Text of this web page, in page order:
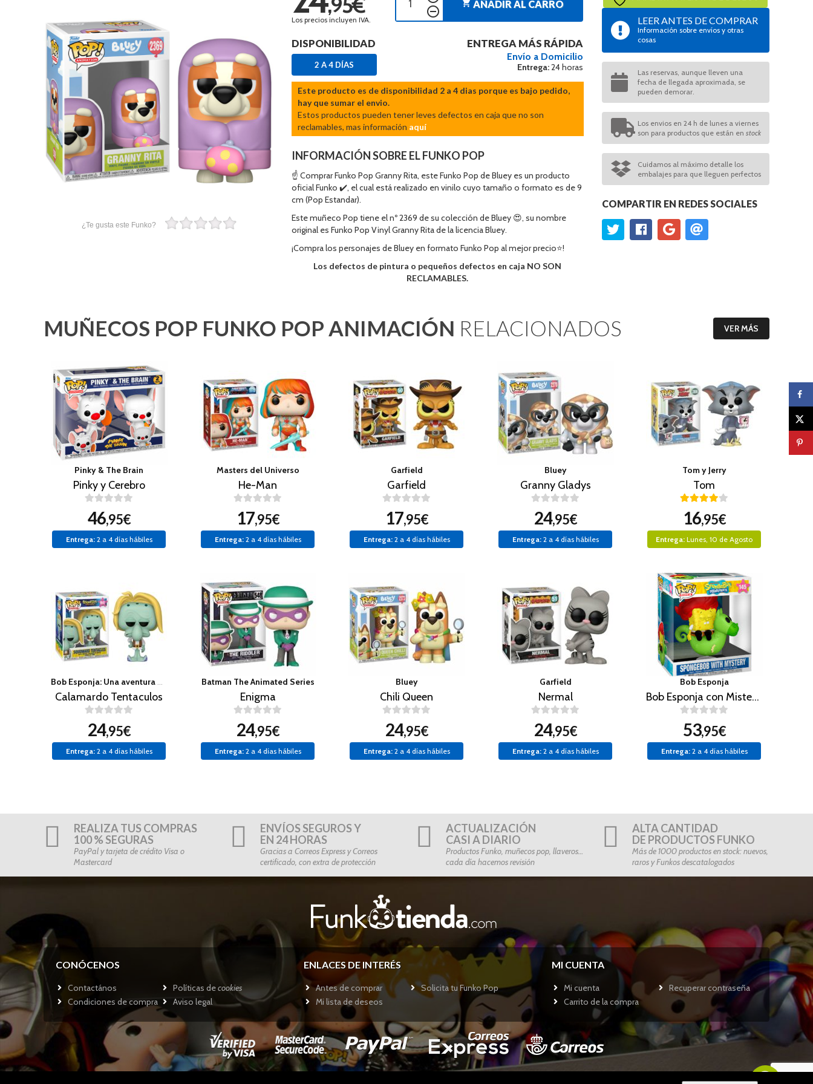
¿Te gusta este Funko?
Los precios incluyen IVA.
remove_circle_outline
shopping_cart AÑADIR AL CARRO
DISPONIBILIDAD
2 A 4 DÍAS
ENTREGA MÁS RÁPIDA
Envío a Domicilio
Entrega:24 horas
Este producto es de disponibilidad 2 a 4 dias porque es bajo pedido,
hay que sumar el envio.
Estos productos pueden tener leves defectos en caja que no son
reclamables, mas información aquí
INFORMACIÓN SOBRE EL FUNKO POP
☝ Comprar Funko Pop Granny Rita, este Funko Pop de Bluey es un producto
oficial Funko ✔️, el cual está realizado en vinilo cuyo tamaño o formato es de 9
cm (Pop Estandar).
Este muñeco Pop tiene el nº 2369 de su colección de Bluey 😍, su nombre
original es Funko Pop Vinyl Granny Rita de la licencia Bluey.
¡Compra los personajes de Bluey en formato Funko Pop al mejor precio⭐!
Los defectos de pintura o pequeños defectos en caja NO SON
RECLAMABLES.
LEER ANTES DE COMPRAR
Información sobre envíos y otras
cosas
Las reservas, aunque lleven una
fecha de llegada aproximada, se
pueden demorar.
Los envios en 24 h de lunes a viernes
son para productos que están en stock
Cuidamos al máximo detalle los
embalajes para que lleguen perfectos
COMPARTIR EN REDES SOCIALES
MUÑECOS POP FUNKO POP ANIMACIÓN RELACIONADOS VER MÁS
Pinky & The Brain
Pinky y Cerebro
46,95€
Entrega:2 a 4 días hábiles
Masters del Universo
He-Man
17,95€
Entrega:2 a 4 días hábiles
Garfield
Garfield
17,95€
Entrega:2 a 4 días hábiles
Bluey
Granny Gladys
24,95€
Entrega:2 a 4 días hábiles
Tom y Jerry
Tom
16,95€
Entrega: Lunes, 10 de Agosto
Bob Esponja: Una aventura pirata
Calamardo Tentaculos
24,95€
Entrega:2 a 4 días hábiles
Batman The Animated Series
Enigma
24,95€
Entrega:2 a 4 días hábiles
Bluey
Chili Queen
24,95€
Entrega:2 a 4 días hábiles
Garfield
Nermal
24,95€
Entrega:2 a 4 días hábiles
Bob Esponja
Bob Esponja con Misterio
53,95€
Entrega:2 a 4 días hábiles
REALIZA TUS COMPRAS
100 % SEGURAS
PayPal y tarjeta de crédito Visa o
Mastercard
ENVÍOS SEGUROS Y
EN 24 HORAS
Gracias a Correos Express y Correos
certificado, con extra de protección
ACTUALIZACIÓN
CASI A DIARIO
Productos Funko, muñecos pop, llaveros…
cada día hacemos revisión
ALTA CANTIDAD
DE PRODUCTOS FUNKO
Más de 1000 productos en stock: nuevos,
raros y Funkos descatalogados
CONÓCENOS
Contactános Políticas decookies
Condiciones de compra
Aviso legal
ENLACES DE INTERÉS
Antes de comprar
Solicita tu Funko Pop
Mi lista de deseos
MI CUENTA
Mi cuenta
Recuperar contraseña
Carrito de la compra